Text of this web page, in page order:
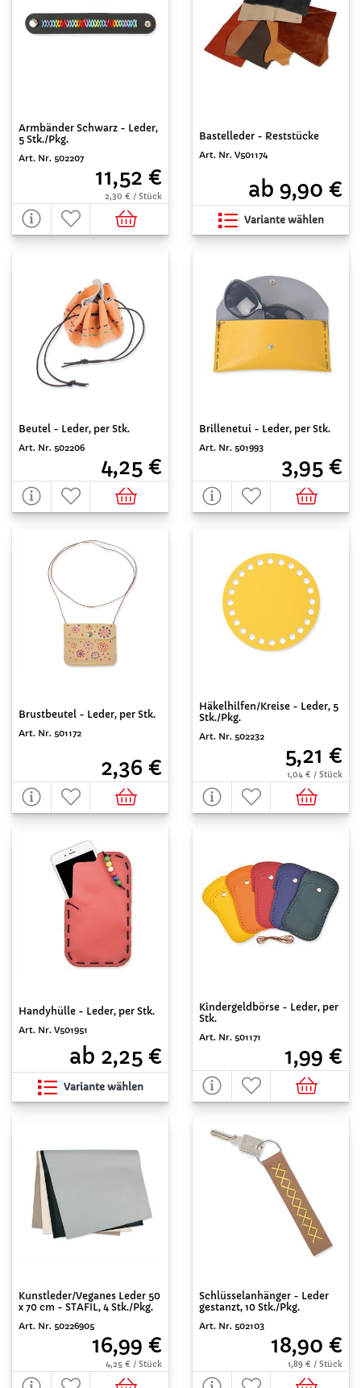
Armbänder Schwarz - Leder,
5 Stk./Pkg.
Art. Nr. 502207
11,52 €
2,30 € / Stück
Bastelleder - Reststücke
Art. Nr. V501174
ab 9,90 €
Variante wählen
Beutel - Leder, per Stk.
Art. Nr. 502206
4,25 €
Brillenetui - Leder, per Stk.
Art. Nr. 501993
3,95 €
Brustbeutel - Leder, per Stk.
Art. Nr. 501172
2,36 €
Häkelhilfen/Kreise - Leder, 5
Stk./Pkg.
Art. Nr. 502232
5,21 €
1,04 € / Stück
Handyhülle - Leder, per Stk.
Art. Nr. V501951
ab 2,25 €
Variante wählen
Kindergeldbörse - Leder, per
Stk.
Art. Nr. 501171
1,99 €
Kunstleder/Veganes Leder 50
x 70 cm - STAFIL, 4 Stk./Pkg.
Art. Nr. 50226905
16,99 €
4,25 € / Stück
Schlüsselanhänger - Leder
gestanzt, 10 Stk./Pkg.
Art. Nr. 502103
18,90 €
1,89 € / Stück